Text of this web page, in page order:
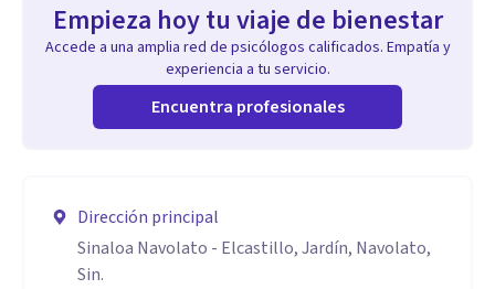
Empieza hoy tu viaje de bienestar
Accede a una amplia red de psicólogos calificados. Empatía y
experiencia a tu servicio.
Encuentra profesionales
Dirección principal
Sinaloa Navolato - Elcastillo, Jardín, Navolato,
Sin.